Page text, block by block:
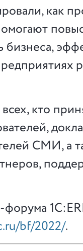
как
бизнеса,
кто
СМИ, а
bf/2022/.